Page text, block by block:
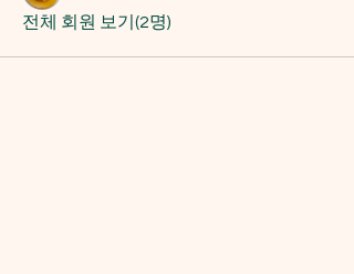
전체 회원 보기(2명)